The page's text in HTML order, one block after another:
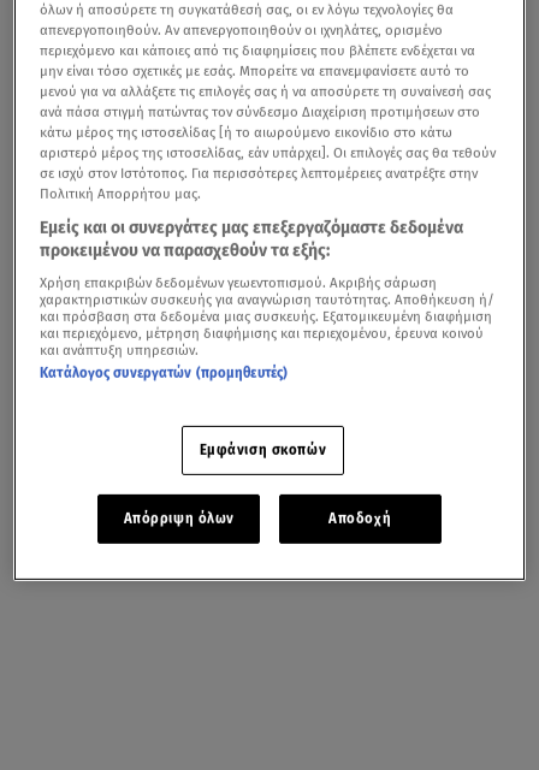
όλων ή αποσύρετε τη συγκατάθεσή σας, οι εν λόγω τεχνολογίες θα
απενεργοποιηθούν. Αν απενεργοποιηθούν οι ιχνηλάτες, ορισμένο
περιεχόμενο και κάποιες από τις διαφημίσεις που βλέπετε ενδέχεται να
μην είναι τόσο σχετικές με εσάς. Μπορείτε να επανεμφανίσετε αυτό το
μενού για να αλλάξετε τις επιλογές σας ή να αποσύρετε τη συναίνεσή σας
ανά πάσα στιγμή πατώντας τον σύνδεσμο Διαχείριση προτιμήσεων στο
κάτω μέρος της ιστοσελίδας [ή το αιωρούμενο εικονίδιο στο κάτω
αριστερό μέρος της ιστοσελίδας, εάν υπάρχει]. Οι επιλογές σας θα τεθούν
σε ισχύ στον Ιστότοπος. Για περισσότερες λεπτομέρειες ανατρέξτε στην
Πολιτική Απορρήτου μας.
Εμείς και οι συνεργάτες μας επεξεργαζόμαστε δεδομένα
προκειμένου να παρασχεθούν τα εξής:
Χρήση επακριβών δεδομένων γεωεντοπισμού. Ακριβής σάρωση
χαρακτηριστικών συσκευής για αναγνώριση ταυτότητας. Αποθήκευση ή/
και πρόσβαση στα δεδομένα μιας συσκευής. Εξατομικευμένη διαφήμιση
και περιεχόμενο, μέτρηση διαφήμισης και περιεχομένου, έρευνα κοινού
και ανάπτυξη υπηρεσιών.
Κατάλογος συνεργατών (προμηθευτές)
Εμφάνιση σκοπών
Απόρριψη όλων Αποδοχή